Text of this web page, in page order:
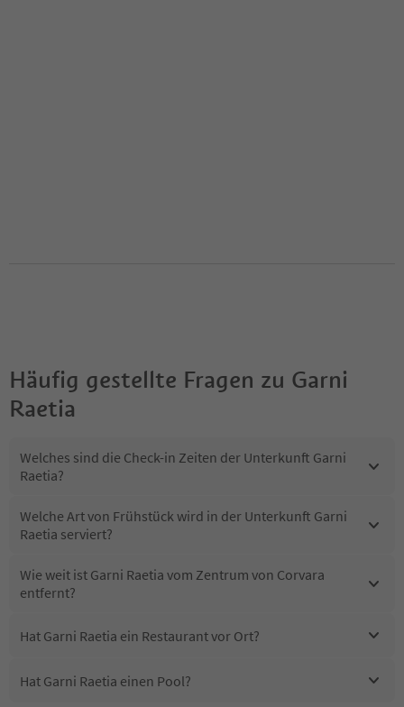
Häufig gestellte Fragen zu Garni
Raetia
Welches sind die Check-in Zeiten der Unterkunft Garni
Raetia?
Welche Art von Frühstück wird in der Unterkunft Garni
Raetia serviert?
Wie weit ist Garni Raetia vom Zentrum von Corvara
entfernt?
Hat Garni Raetia ein Restaurant vor Ort?
Hat Garni Raetia einen Pool?